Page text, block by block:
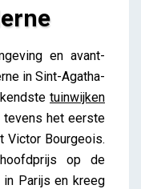
en avant-
in Sint-Agatha-
tuinwijken
tevens het eerste
Victor Bourgeois.
op de
in Parijs en kreeg